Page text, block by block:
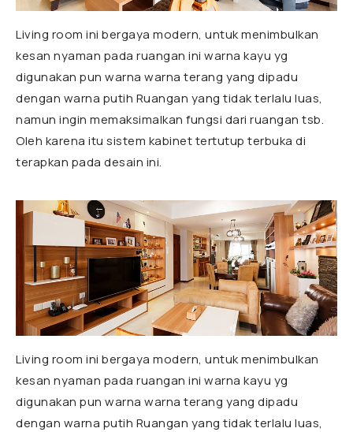
Living room ini bergaya modern, untuk menimbulkan
kesan nyaman pada ruangan ini warna kayu yg
digunakan pun warna warna terang yang dipadu
dengan warna putih Ruangan yang tidak terlalu luas,
namun ingin memaksimalkan fungsi dari ruangan tsb.
Oleh karena itu sistem kabinet tertutup terbuka di
terapkan pada desain ini.
Living room ini bergaya modern, untuk menimbulkan
kesan nyaman pada ruangan ini warna kayu yg
digunakan pun warna warna terang yang dipadu
dengan warna putih Ruangan yang tidak terlalu luas,